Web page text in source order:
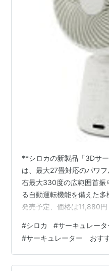
**シロカの新製品「3Dサ
は、最大27畳対応のパワ
右最大330度の広範囲首振
る自動運転機能を備えた
発売予定、価格は11,880
90度、左右80/120/330度
こピタ」ボタンでピンポイ
サー搭載「みまもりモー
節、24℃以下で自動停止
#シロカ #サーキュレータ
#サーキュレーター おす